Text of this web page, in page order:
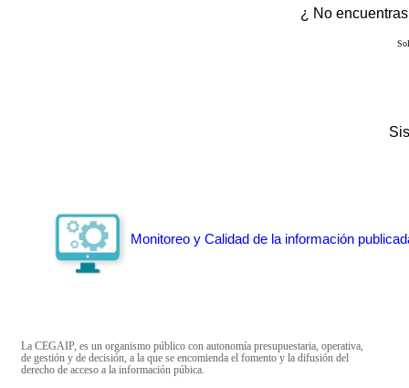
¿ No
Monitoreo y Calidad de la información
La CEGAIP, es un organismo público con autonomía presupuestaria, operativa,
de gestión y de decisión, a la que se encomienda el fomento y la difusión del
derecho de acceso a la información púbica.